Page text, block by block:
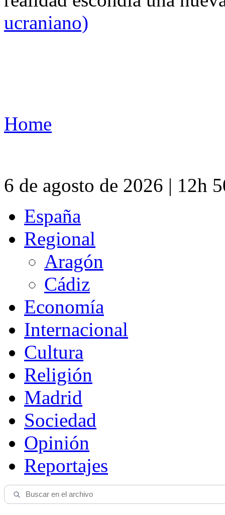
ucraniano)
Home
6 de agosto de 2026 | 12h
España
Regional
Aragón
Cádiz
Economía
Internacional
Cultura
Religión
Madrid
Sociedad
Opinión
Reportajes